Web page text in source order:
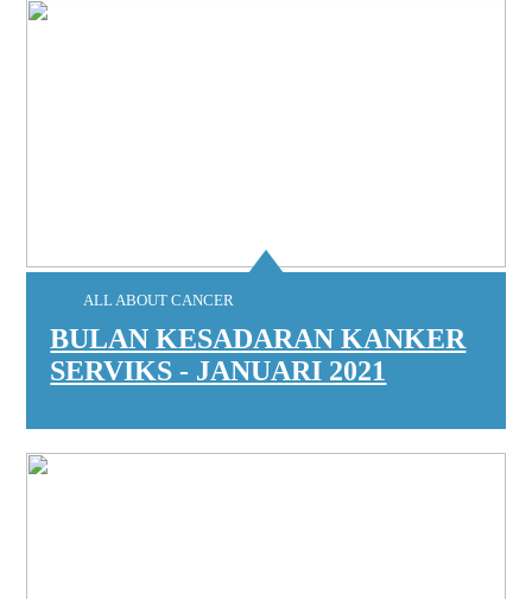
ALL ABOUT CANCER
BULAN KESADARAN KANKER
SERVIKS - JANUARI 2021